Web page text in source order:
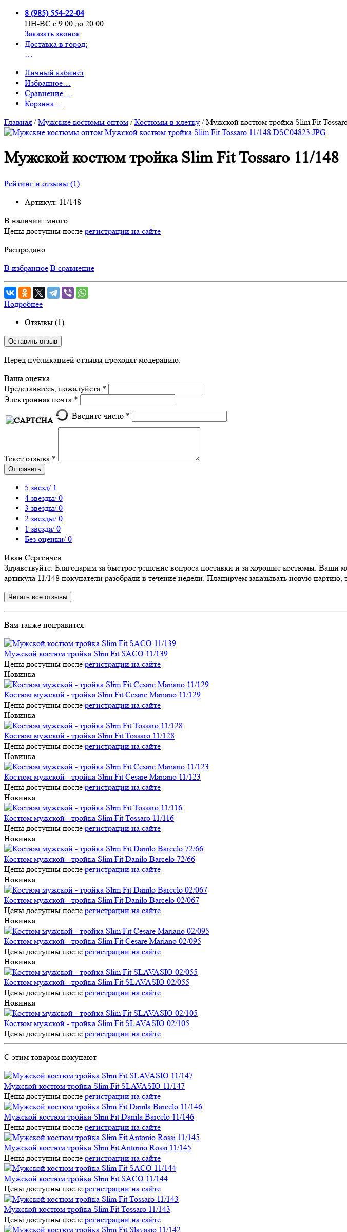
8 (985) 554-22-04
ПН-ВС с 9:00 до 20:00
Заказать звонок
Доставка в город:
…
Личный кабинет
Избранное…
Сравнение…
Корзина…
Главная /Мужские костюмы оптом /Костюмы в клетку /Мужской костюм тройка Slim Fit
Мужской костюм тройка Slim Fit Tossaro 11/148
Рейтинг и отзывы (1)
Артикул: 11/148
В наличии: много
Цены доступны после регистрации на сайте
Распродано
В избранное В сравнение
Подробнее
Отзывы (1)
Оставить отзыв
Перед публикацией отзывы проходят модерацию.
Ваша оценка
Представьтесь, пожалуйста *
Электронная почта *
Введите число *
Текст отзыва *
Отправить
5 звёзд/ 1
4 звезды/ 0
3 звезды/ 0
2 звезды/ 0
1 звезда/ 0
Без оценки/ 0
Иван Сергеичев
Здравствуйте. Благодарим за быстрое решение вопроса поставки и за хорошие костюмы.
артикула 11/148 покупатели разобрали в течение недели. Планируем заказывать новую партию,
Читать все отзывы
Вам также понравится
Мужской костюм тройка Slim Fit SACO 11/139
Цены доступны после регистрации на сайте
Новинка
Костюм мужской - тройка Slim Fit Cesare Mariano 11/129
Цены доступны после регистрации на сайте
Новинка
Костюм мужской - тройка Slim Fit Tossaro 11/128
Цены доступны после регистрации на сайте
Новинка
Костюм мужской - тройка Slim Fit Cesare Mariano 11/123
Цены доступны после регистрации на сайте
Новинка
Костюм мужской - тройка Slim Fit Tossaro 11/116
Цены доступны после регистрации на сайте
Новинка
Костюм мужской - тройка Slim Fit Danilo Barcelo 72/66
Цены доступны после регистрации на сайте
Новинка
Костюм мужской - тройка Slim Fit Danilo Barcelo 02/067
Цены доступны после регистрации на сайте
Новинка
Костюм мужской - тройка Slim Fit Cesare Mariano 02/095
Цены доступны после регистрации на сайте
Новинка
Костюм мужской - тройка Slim Fit SLAVASIO 02/055
Цены доступны после регистрации на сайте
Новинка
Костюм мужской - тройка Slim Fit SLAVASIO 02/105
Цены доступны после регистрации на сайте
С этим товаром покупают
Мужской костюм тройка Slim Fit SLAVASIO 11/147
Цены доступны после регистрации на сайте
Мужской костюм тройка Slim Fit Danila Barcelo 11/146
Цены доступны после регистрации на сайте
Мужской костюм тройка Slim Fit Antonio Rossi 11/145
Цены доступны после регистрации на сайте
Мужской костюм тройка Slim Fit SACO 11/144
Цены доступны после регистрации на сайте
Мужской костюм тройка Slim Fit Tossaro 11/143
Цены доступны после регистрации на сайте